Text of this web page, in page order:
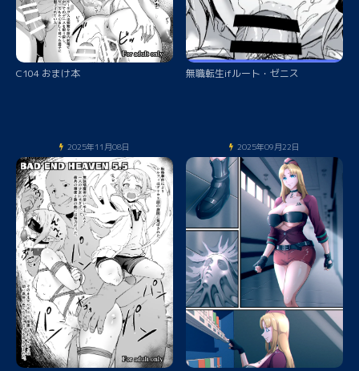
C104 おまけ本 無職転生ifルート・ゼニス
2025年11月08日 2025年09月22日